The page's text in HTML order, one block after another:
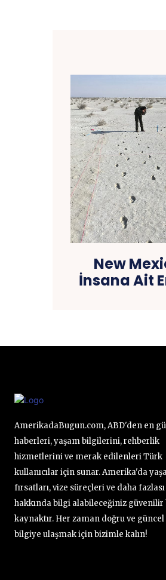
New
İnsana Ait
AmerikadaBugun.com, ABD'den en
haberleri, yaşam bilgilerini, rehberlik
hizmetlerini ve merak edilenleri Türk
kullanıcılar için sunar. Amerika'da
fırsatları, vize süreçleri ve daha fazlası
hakkında bilgi alabileceğiniz güvenilir
kaynaktır. Her zaman doğru ve güncel
bilgiye ulaşmak için bizimle kalın!